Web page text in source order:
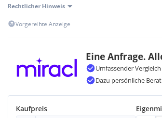
Rechtlicher Hinweis
Vorgereihte Anzeige
Eine Anfrage.
Umfassender
Dazu persönliche
Kaufpreis